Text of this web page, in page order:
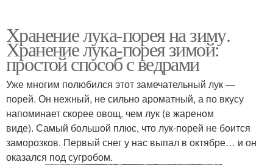
Хранение лука-порея на зиму.
Хранение лука-порея зимой:
простой способ с ведрами
Уже многим полюбился этот замечательный лук —
порей. Он нежный, не сильно ароматный, а по вкусу
напоминает скорее овощ, чем лук (в жареном
виде). Самый большой плюс, что лук-порей не боится
заморозков. Первый снег у нас выпал в октябре… и он
оказался под сугробом.